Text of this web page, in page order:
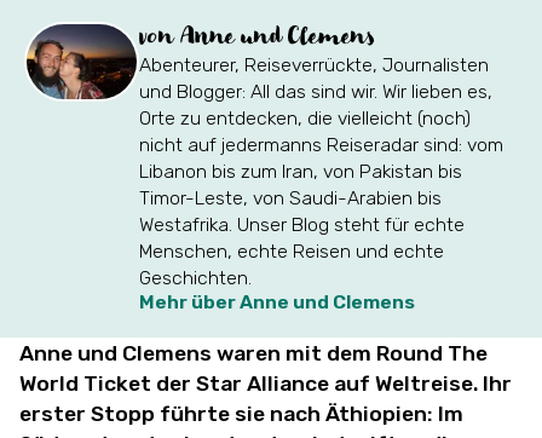
von Anne und Clemens
Abenteurer, Reiseverrückte, Journalisten
und Blogger: All das sind wir. Wir lieben es,
Orte zu entdecken, die vielleicht (noch)
nicht auf jedermanns Reiseradar sind: vom
Libanon bis zum Iran, von Pakistan bis
Timor-Leste, von Saudi-Arabien bis
Westafrika. Unser Blog steht für echte
Menschen, echte Reisen und echte
Geschichten.
Mehr über Anne und Clemens
Anne und Clemens waren mit dem Round The
World Ticket der Star Alliance auf Weltreise. Ihr
erster Stopp führte sie nach Äthiopien: Im